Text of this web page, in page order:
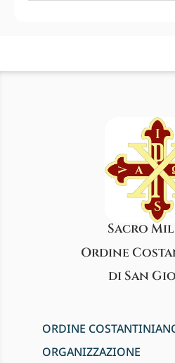
Sacro
Ordine
di San
ORDINE
ORGANIZZAZIONE